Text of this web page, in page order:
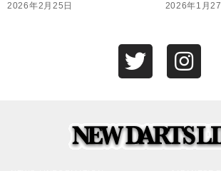
2026年2月25日
2026年1月27